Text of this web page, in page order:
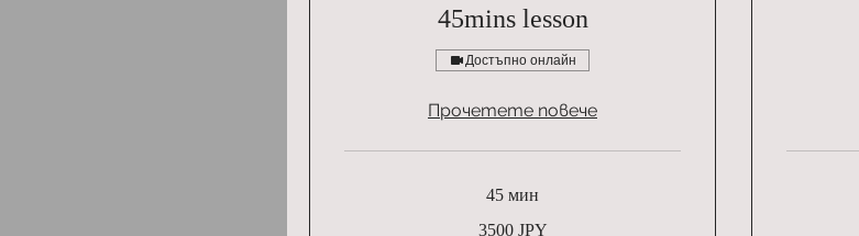
45mins lesson
Достъпно онлайн
Прочетете повече
45 мин
3500 JPY